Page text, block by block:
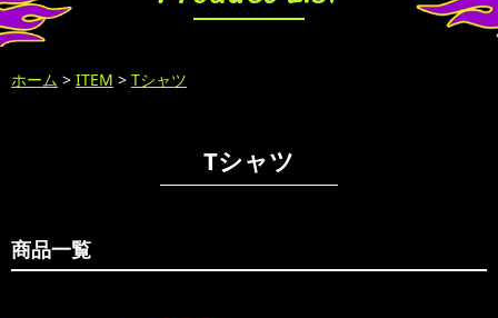
ホーム > ITEM > Tシャツ
Tシャツ
商品一覧